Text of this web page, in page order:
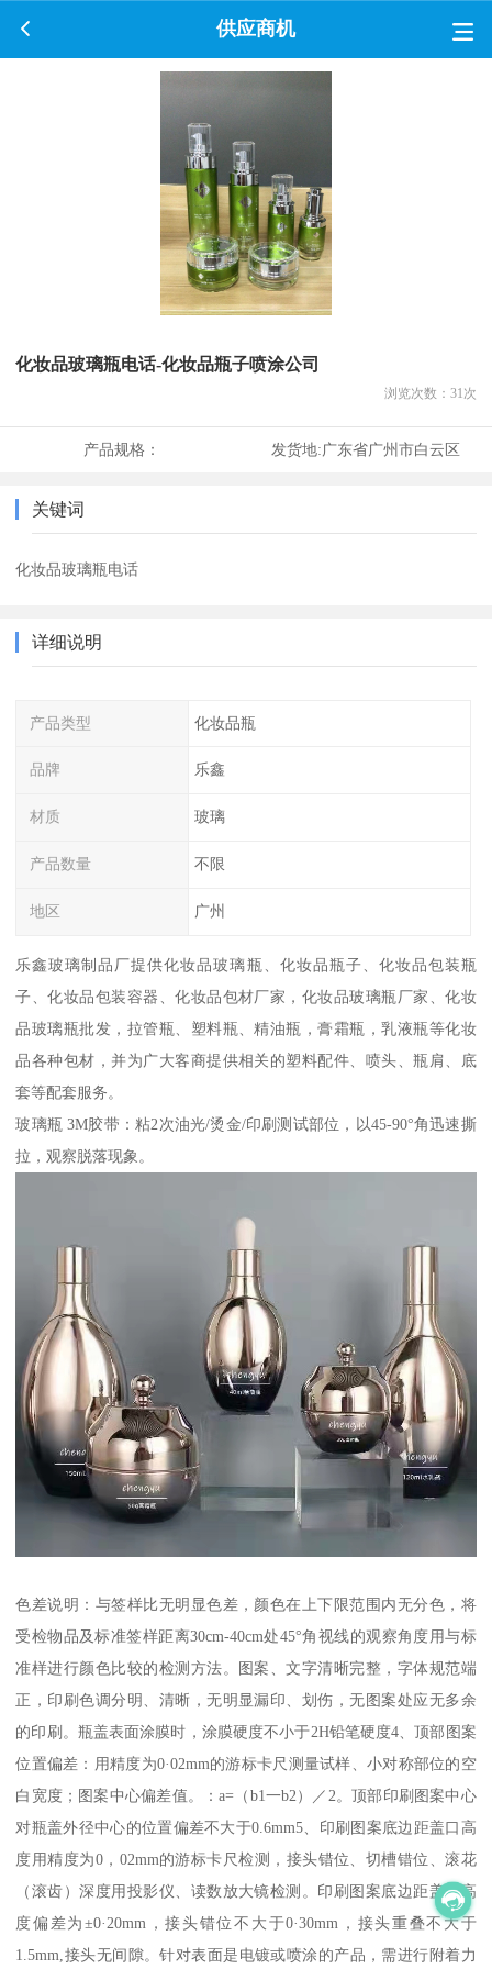
供应商机
化妆品玻璃瓶电话-化妆品瓶子喷涂公司
浏览次数： 31 次
产品规格： 发货地:广东省广州市白云区
关键词
化妆品玻璃瓶电话
详细说明
产品类型 化妆品瓶
品牌 乐鑫
材质 玻璃
产品数量 不限
地区 广州
乐鑫玻璃制品厂提供化妆品玻璃瓶、化妆品瓶子、化妆品包装瓶
子、化妆品包装容器、化妆品包材厂家，化妆品玻璃瓶厂家、化妆
品玻璃瓶批发，拉管瓶、塑料瓶、精油瓶，膏霜瓶，乳液瓶等化妆
品各种包材，并为广大客商提供相关的塑料配件、喷头、瓶肩、底
套等配套服务。
玻璃瓶 3M胶带：粘2次油光/烫金/印刷测试部位，以45-90°角迅速撕
拉，观察脱落现象。
色差说明：与签样比无明显色差，颜色在上下限范围内无分色，将
受检物品及标准签样距离30cm-40cm处45°角视线的观察角度用与标
准样进行颜色比较的检测方法。图案、文字清晰完整，字体规范端
正，印刷色调分明、清晰，无明显漏印、划伤，无图案处应无多余
的印刷。瓶盖表面涂膜时，涂膜硬度不小于2H铅笔硬度4、顶部图案
位置偏差：用精度为0·02mm的游标卡尺测量试样、小对称部位的空
白宽度；图案中心偏差值。：a=（b1一b2）／2。顶部印刷图案中心
对瓶盖外径中心的位置偏差不大于0.6mm5、印刷图案底边距盖口高
度用精度为0，02mm的游标卡尺检测，接头错位、切槽错位、滚花
（滚齿）深度用投影仪、读数放大镜检测。印刷图案底边距盖口高
度偏差为±0·20mm，接头错位不大于0·30mm，接头重叠不大于
1.5mm,接头无间隙。针对表面是电镀或喷涂的产品，需进行附着力